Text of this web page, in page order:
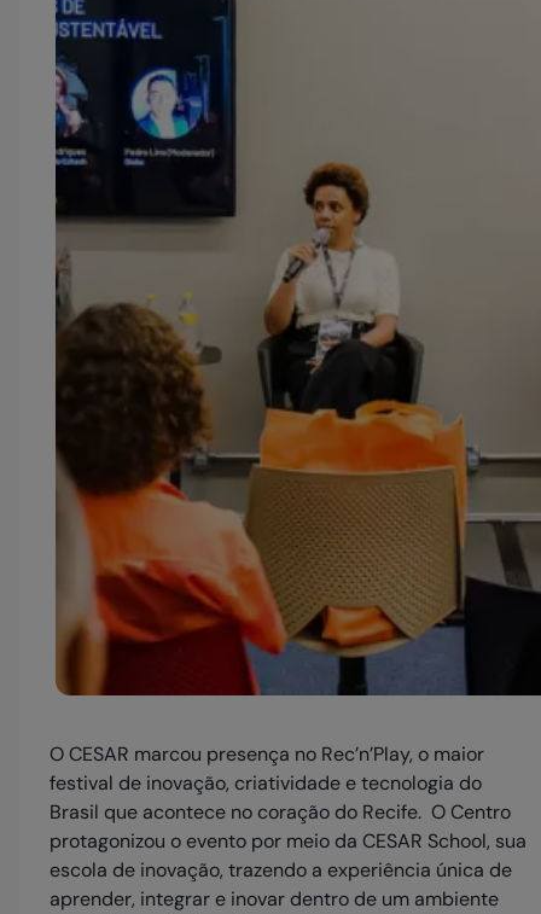
O CESAR marcou presença no Rec’n’Play, o maior
festival de inovação, criatividade e tecnologia do
Brasil que acontece no coração do Recife. O Centro
protagonizou o evento por meio da CESAR School, sua
escola de inovação, trazendo a experiência única de
aprender, integrar e inovar dentro de um ambiente